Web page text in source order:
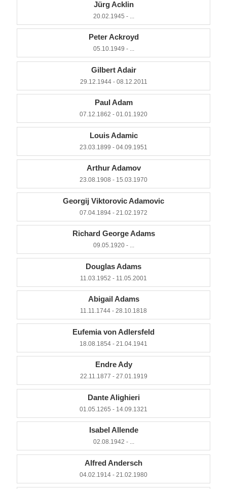
Jürg Acklin
20.02.1945 - ...
Peter Ackroyd
05.10.1949 - ...
Gilbert Adair
29.12.1944 - 08.12.2011
Paul Adam
07.12.1862 - 01.01.1920
Louis Adamic
23.03.1899 - 04.09.1951
Arthur Adamov
23.08.1908 - 15.03.1970
Georgij Viktorovic Adamovic
07.04.1894 - 21.02.1972
Richard George Adams
09.05.1920 - ...
Douglas Adams
11.03.1952 - 11.05.2001
Abigail Adams
11.11.1744 - 28.10.1818
Eufemia von Adlersfeld
18.08.1854 - 21.04.1941
Endre Ady
22.11.1877 - 27.01.1919
Dante Alighieri
01.05.1265 - 14.09.1321
Isabel Allende
02.08.1942 - ...
Alfred Andersch
04.02.1914 - 21.02.1980